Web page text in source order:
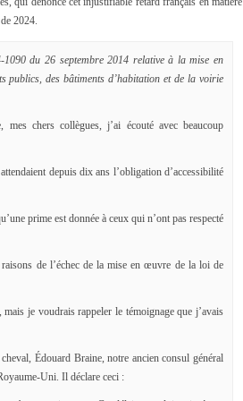
2024.
du 26 septembre 2014 relative à la mise en
publics, des bâtiments d’habitation et de la voirie
chers collègues, j’ai écouté avec beaucoup
depuis dix ans l’obligation d’accessibilité
prime est donnée à ceux qui n’ont pas respecté
de l’échec de la mise en œuvre de la loi de
je voudrais rappeler le témoignage que j’avais
Édouard Braine, notre ancien consul général
Uni. Il déclare ceci :